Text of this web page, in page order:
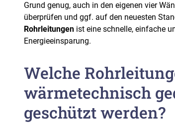
Grund genug, auch in den eigenen vier
überprüfen und ggf. auf den neuesten
Rohrleitungen ist eine schnelle, einfache
Energieeinsparung.
Welche
wärmetechnisch
geschützt werden?